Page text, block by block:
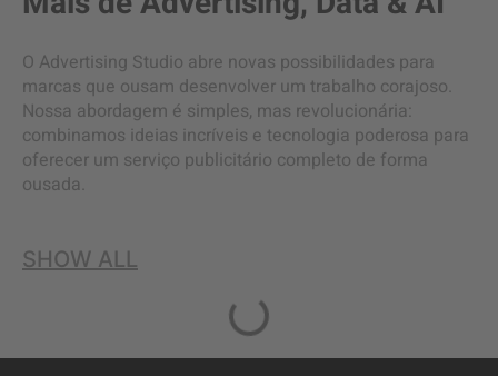
O Advertising Studio abre novas possibilidades para
marcas que ousam desenvolver um trabalho corajoso.
Nossa abordagem é simples, mas revolucionária:
combinamos ideias incríveis e tecnologia poderosa para
oferecer um serviço publicitário completo de forma
ousada.
SHOW ALL